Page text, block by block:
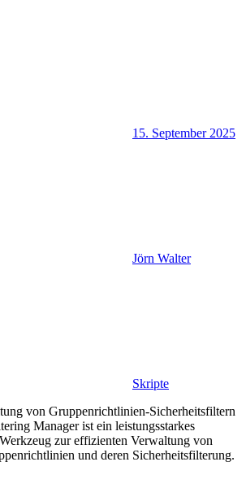
15. September 2025
Jörn Walter
Skripte
von Gruppenrichtlinien-Sicherheitsfiltern
Manager ist ein leistungsstarkes
zur effizienten Verwaltung von
und deren Sicherheitsfilterung.